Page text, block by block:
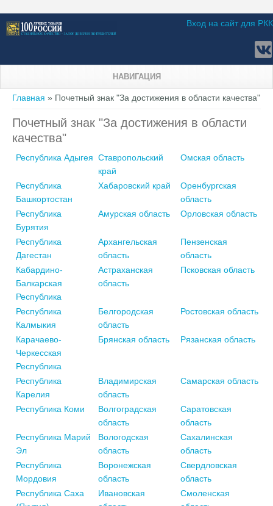
Вход на сайт для РКК
НАВИГАЦИЯ
Вы здесь
Главная » Почетный знак "За достижения в области качества"
Почетный знак "За достижения в области
качества"
Республика Адыгея Ставропольский
край
Омская область
Республика
Башкортостан
Хабаровский край
Оренбургская
область
Республика
Бурятия
Амурская область Орловская область
Республика
Дагестан
Архангельская
область
Пензенская
область
Кабардино-
Балкарская
Республика
Астраханская
область
Псковская область
Республика
Калмыкия
Белгородская
область
Ростовская область
Карачаево-
Черкесская
Республика
Брянская область Рязанская область
Республика
Карелия
Владимирская
область
Самарская область
Республика Коми
Волгоградская
область
Саратовская
область
Республика Марий
Эл
Вологодская
область
Сахалинская
область
Республика
Мордовия
Воронежская
область
Свердловская
область
Республика Саха
Ивановская
Смоленская